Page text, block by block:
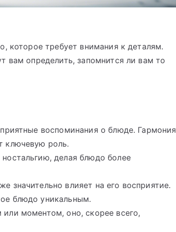
которое требует внимания к деталям.
вам определить, запомнится ли вам то
воспоминания о блюде. Гармония
ключевую роль.
делая блюдо более
значительно влияет на его восприятие.
блюдо уникальным.
моментом, оно, скорее всего,